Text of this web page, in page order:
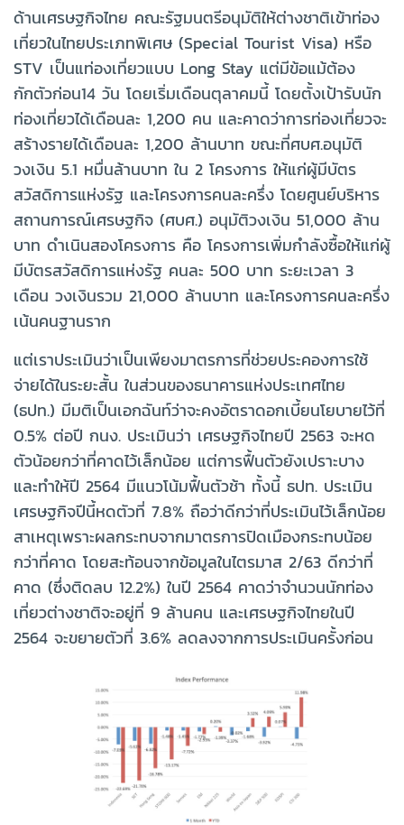
ด้านเศรษฐกิจไทย คณะรัฐมนตรีอนุมัติให้ต่างชาติเข้าท่อง
เที่ยวในไทยประเภทพิเศษ (Special Tourist Visa) หรือ
STV เป็นแท่องเที่ยวแบบ Long Stay แต่มีข้อแม้ต้อง
กักตัวก่อน14 วัน โดยเริ่มเดือนตุลาคมนี้ โดยตั้งเป้ารับนัก
ท่องเที่ยวได้เดือนละ 1,200 คน และคาดว่าการท่องเที่ยวจะ
สร้างรายได้เดือนละ 1,200 ล้านบาท ขณะที่ศบศ.อนุมัติ
วงเงิน 5.1 หมื่นล้านบาท ใน 2 โครงการ ให้แก่ผู้มีบัตร
สวัสดิการแห่งรัฐ และโครงการคนละครึ่ง โดยศูนย์บริหาร
สถานการณ์เศรษฐกิจ (ศบศ.) อนุมัติวงเงิน 51,000 ล้าน
บาท ดำเนินสองโครงการ คือ โครงการเพิ่มกำลังซื้อให้แก่ผู้
มีบัตรสวัสดิการแห่งรัฐ คนละ 500 บาท ระยะเวลา 3
เดือน วงเงินรวม 21,000 ล้านบาท และโครงการคนละครึ่ง
เน้นคนฐานราก
แต่เราประเมินว่าเป็นเพียงมาตรการที่ช่วยประคองการใช้
จ่ายได้ในระยะสั้น ในส่วนของธนาคารแห่งประเทศไทย
(ธปท.) มีมติเป็นเอกฉันท์ว่าจะคงอัตราดอกเบี้ยนโยบายไว้ที่
0.5% ต่อปี กนง. ประเมินว่า เศรษฐกิจไทยปี 2563 จะหด
ตัวน้อยกว่าที่คาดไว้เล็กน้อย แต่การฟื้นตัวยังเปราะบาง
และทำให้ปี 2564 มีแนวโน้มฟื้นตัวช้า ทั้งนี้ ธปท. ประเมิน
เศรษฐกิจปีนี้หดตัวที่ 7.8% ถือว่าดีกว่าที่ประเมินไว้เล็กน้อย
สาเหตุเพราะผลกระทบจากมาตรการปิดเมืองกระทบน้อย
กว่าที่คาด โดยสะท้อนจากข้อมูลในไตรมาส 2/63 ดีกว่าที่
คาด (ซึ่งติดลบ 12.2%) ในปี 2564 คาดว่าจำนวนนักท่อง
เที่ยวต่างชาติจะอยู่ที่ 9 ล้านคน และเศรษฐกิจไทยในปี
2564 จะขยายตัวที่ 3.6% ลดลงจากการประเมินครั้งก่อน